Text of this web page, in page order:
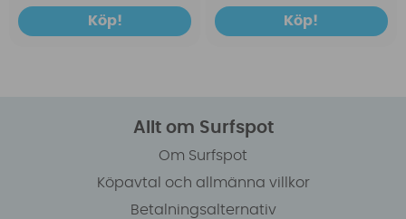
Köp! Köp!
Allt om Surfspot
Om Surfspot
Köpavtal och allmänna villkor
Betalningsalternativ